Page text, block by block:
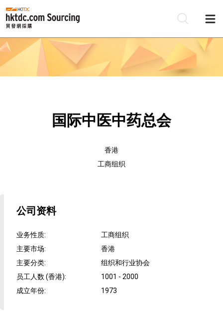
国际中医中药总会
香港
工商组织
公司资料
业务性质:
工商组织
主要市场:
香港
主要分类:
组织和行业协会
员工人数 (香港):
1001 - 2000
成立年份: 1973